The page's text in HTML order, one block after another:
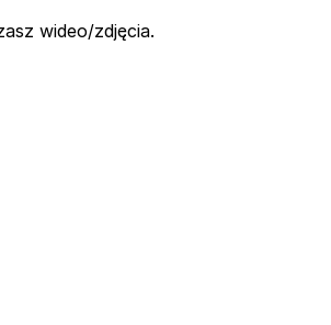
wideo/zdjęcia.